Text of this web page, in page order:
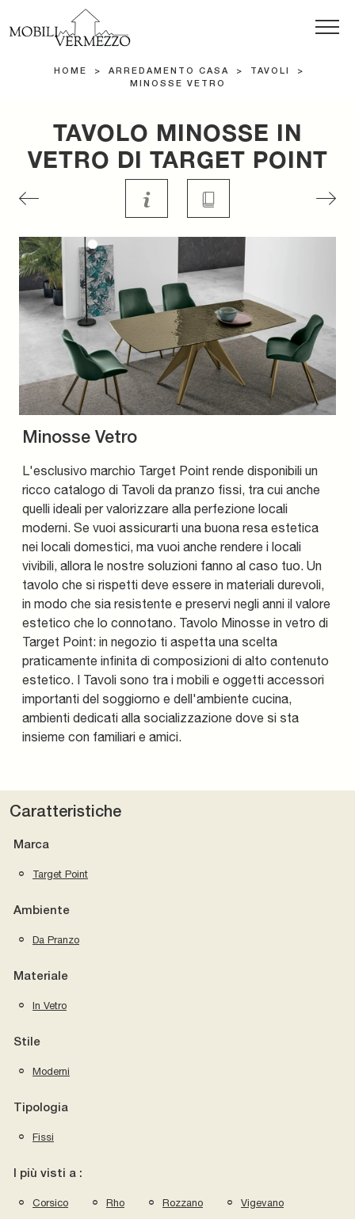
HOME > ARREDAMENTO CASA > TAVOLI
>
MINOSSE VETRO
TAVOLO MINOSSE IN
VETRO DI TARGET POINT
Minosse Vetro
L'esclusivo marchio Target Point rende disponibili un
ricco catalogo di Tavoli da pranzo fissi, tra cui anche
quelli ideali per valorizzare alla perfezione locali
moderni. Se vuoi assicurarti una buona resa estetica
nei locali domestici, ma vuoi anche rendere i locali
vivibili, allora le nostre soluzioni fanno al caso tuo. Un
tavolo che si rispetti deve essere in materiali durevoli,
in modo che sia resistente e preservi negli anni il valore
estetico che lo connotano. Tavolo Minosse in vetro di
Target Point: in negozio ti aspetta una scelta
praticamente infinita di composizioni di alto contenuto
estetico. I Tavoli sono tra i mobili e oggetti accessori
importanti del soggiorno e dell'ambiente cucina,
ambienti dedicati alla socializzazione dove si sta
insieme con familiari e amici.
Caratteristiche
Marca
Target Point
Ambiente
Da Pranzo
Materiale
In Vetro
Stile
Moderni
Tipologia
Fissi
I più visti a :
Corsico Rho Rozzano Vigevano